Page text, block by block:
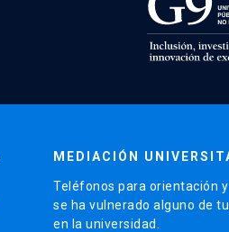
MEDIACIÓN
Teléfonos para orientación
se ha vulnerado alguno de
en la universidad.